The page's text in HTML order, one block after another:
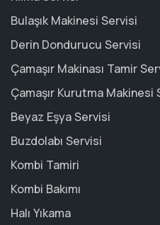
Bulaşık Makinesi Servisi
Derin Dondurucu Servisi
Çamaşır Makinası Tamir
Çamaşır Kurutma Makinesi
Beyaz Eşya Servisi
Buzdolabı Servisi
Kombi Tamiri
Kombi Bakımı
Halı Yıkama